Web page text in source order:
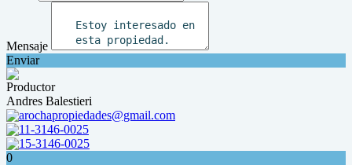
Mensaje
Enviar
Productor
Andres Balestieri
arochapropiedades@gmail.com
11-3146-0025
15-3146-0025
0